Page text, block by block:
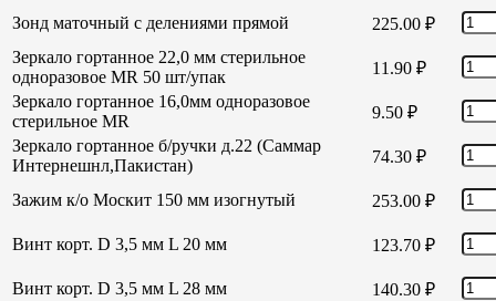
Зонд маточный с делениями прямой 225.00 ₽
Зеркало гортанное 22,0 мм стерильное
одноразовое MR 50 шт/упак
11.90 ₽
Зеркало гортанное 16,0мм одноразовое
стерильное MR
9.50 ₽
Зеркало гортанное б/ручки д.22 (Саммар
Интернешнл,Пакистан)
74.30 ₽
Зажим к/о Москит 150 мм изогнутый 253.00 ₽
Винт корт. D 3,5 мм L 20 мм 123.70 ₽
Винт корт. D 3,5 мм L 28 мм 140.30 ₽